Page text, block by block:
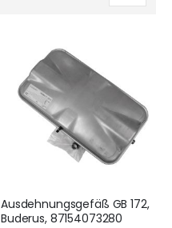
Ausdehnungsgefäß GB 172,
Buderus, 87154073280